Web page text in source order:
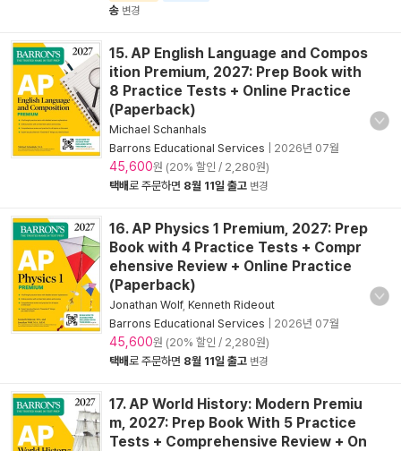
송 변경
15. AP English Language and Compos
ition Premium, 2027: Prep Book with
8 Practice Tests + Online Practice
(Paperback)
Michael Schanhals
Barrons Educational Services
2026년 07월
45,600원 (20% 할인 / 2,280원)
택배로 주문하면 8월 11일 출고 변경
16. AP Physics 1 Premium, 2027: Prep
Book with 4 Practice Tests + Compr
ehensive Review + Online Practice
(Paperback)
Jonathan Wolf, Kenneth Rideout
Barrons Educational Services
2026년 07월
45,600원 (20% 할인 / 2,280원)
택배로 주문하면 8월 11일 출고 변경
17. AP World History: Modern Premiu
m, 2027: Prep Book With 5 Practice
Tests + Comprehensive Review + On